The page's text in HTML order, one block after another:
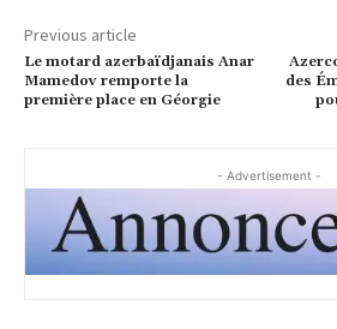
Previous article
Le motard azerbaïdjanais Anar
Mamedov remporte la
première place en Géorgie
des
- Advertisement -